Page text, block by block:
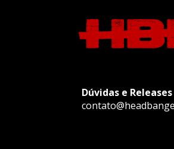
Dúvidas e Releases